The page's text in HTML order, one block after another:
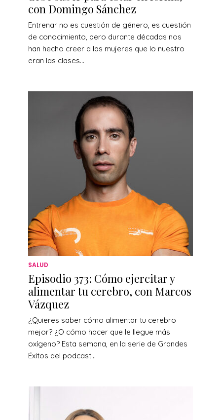
con Domingo Sánchez
Entrenar no es cuestión de género, es cuestión
de conocimiento, pero durante décadas nos
han hecho creer a las mujeres que lo nuestro
eran las clases...
SALUD
Episodio 373: Cómo ejercitar y
alimentar tu cerebro, con Marcos
Vázquez
¿Quieres saber cómo alimentar tu cerebro
mejor? ¿O cómo hacer que le llegue más
oxígeno? Esta semana, en la serie de Grandes
Éxitos del podcast...